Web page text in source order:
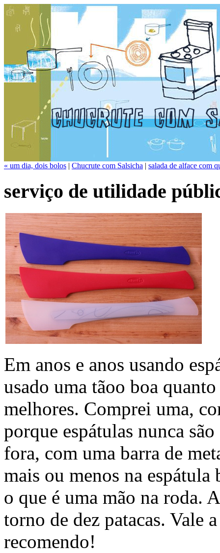
« um dia, dois bolos | Chucrute com Salsicha | salada de alface com
serviço de utilidade
Em anos e anos usando
usado uma tãoo boa
melhores. Comprei uma,
porque espátulas nunca
fora, com uma barra de
mais ou menos na
o que é uma mão na roda.
torno de dez patacas. Vale
recomendo!